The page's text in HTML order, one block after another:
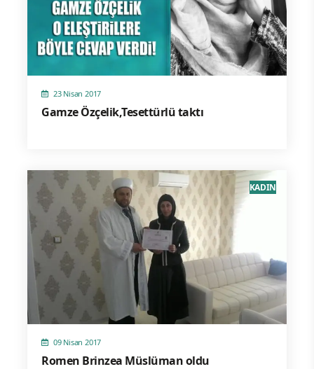
23 Nisan 2017
Gamze Özçelik,Tesettürlü taktı
09 Nisan 2017
Romen Brinzea Müslüman oldu
KADIN